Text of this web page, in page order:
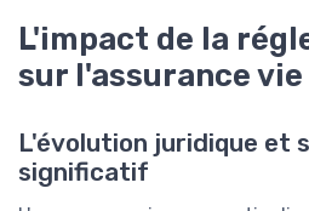
L'impact de la
sur l'assurance vie
L'évolution juridique et
significatif